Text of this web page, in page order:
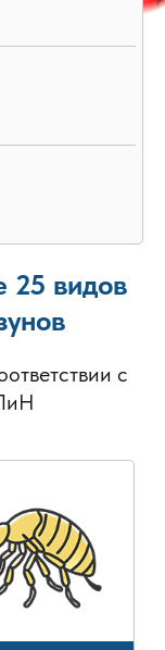
25 видов
с